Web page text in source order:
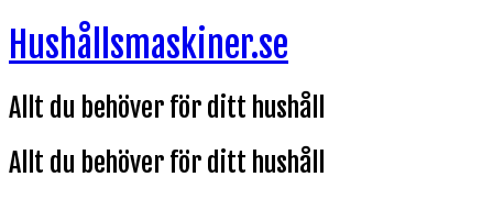
Hoppa
till
Hushållsmaskiner.se
Allt du behöver för ditt hushåll
Allt du behöver för ditt hushåll